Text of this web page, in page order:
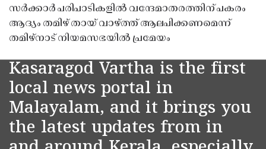
സർക്കാർ പരിപാടികളിൽ വന്ദേമാതരത്തിന് പകരം
ആദ്യം തമിഴ് തായ് വാഴ്ത്ത് ആലപിക്കണമെന്ന്
തമിഴ്നാട് നിയമസഭയിൽ പ്രമേയം
Kasaragod Vartha is the first
local news portal in
Malayalam, and it brings you
the latest updates from in